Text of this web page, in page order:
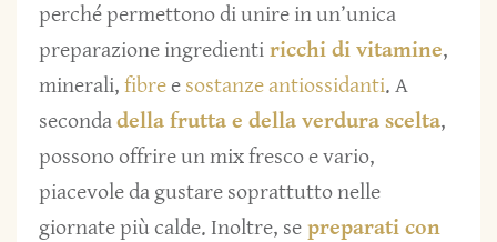
perché permettono di unire in un’unica
preparazione ingredienti ricchi di vitamine,
minerali, fibree sostanze antiossidanti. A
secondadella frutta e della verdura scelta,
possono offrire un mix fresco e vario,
piacevole da gustare soprattutto nelle
giornate più calde. Inoltre, se preparati con